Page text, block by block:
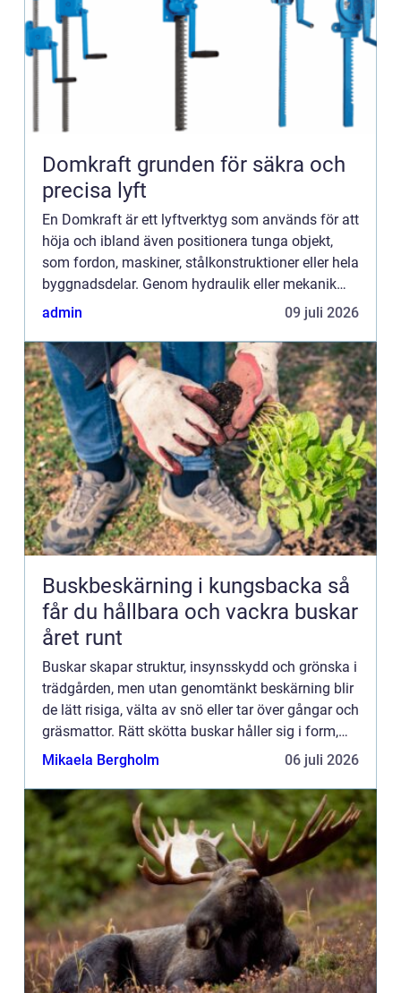
Domkraft grunden för säkra och
precisa lyft
En Domkraft är ett lyftverktyg som används för att
höja och ibland även positionera tunga objekt,
som fordon, maskiner, stålkonstruktioner eller hela
byggnadsdelar. Genom hydraulik eller mekanik
omvandlas en liten handkraft till en stor lyftkraft.
admin 09 juli 2026
Buskbeskärning i kungsbacka så
får du hållbara och vackra buskar
året runt
Buskar skapar struktur, insynsskydd och grönska i
trädgården, men utan genomtänkt beskärning blir
de lätt risiga, välta av snö eller tar över gångar och
gräsmattor. Rätt skötta buskar håller sig i form,
blommar rikare och kräver mindre arbete på sikt...
Mikaela Bergholm 06 juli 2026